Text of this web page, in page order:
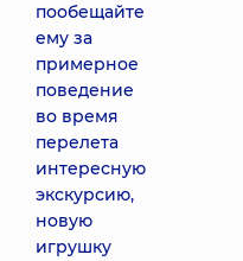
пообещайте
ему за
примерное
поведение
во время
перелета
интересную
экскурсию,
новую
игрушку